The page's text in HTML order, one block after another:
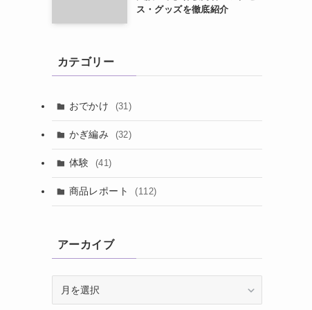
ス・グッズを徹底紹介
カテゴリー
おでかけ (31)
かぎ編み (32)
体験 (41)
商品レポート (112)
アーカイブ